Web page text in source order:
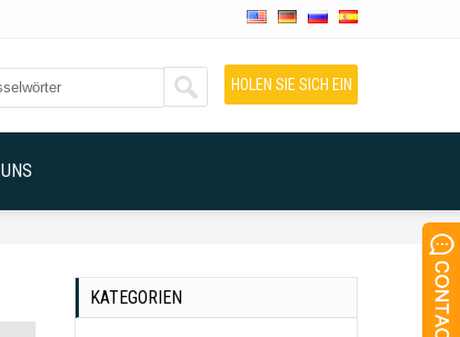
HOLEN SIE SICH EIN
KATEGORIEN